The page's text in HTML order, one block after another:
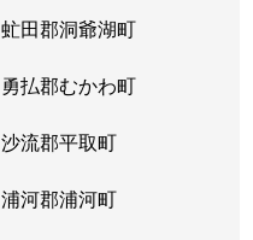
虻田郡洞爺湖町
勇払郡むかわ町
沙流郡平取町
浦河郡浦河町